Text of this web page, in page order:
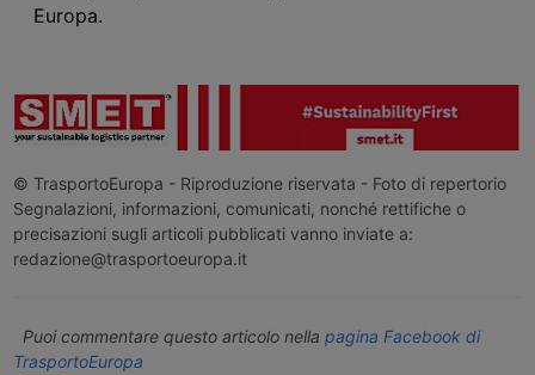
Europa.
© TrasportoEuropa - Riproduzione riservata - Foto di repertorio
Segnalazioni, informazioni, comunicati, nonché rettifiche o
precisazioni sugli articoli pubblicati vanno inviate a:
redazione@trasportoeuropa.it
Puoi commentare questo articolo nella pagina Facebook di
TrasportoEuropa